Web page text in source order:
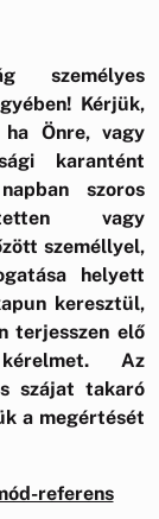
személyes
Kérjük,
ha Önre, vagy
karantént
szoros
vagy
személlyel,
helyett
keresztül,
terjesszen elő
Az
szájat takaró
a megértését
referens